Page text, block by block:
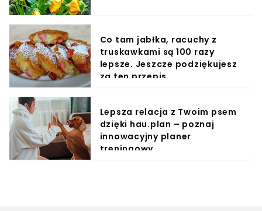
Co tam jabłka, racuchy z
truskawkami są 100 razy
lepsze. Jeszcze podziękujesz
za ten przepis
Lepsza relacja z Twoim psem
dzięki hau.plan – poznaj
innowacyjny planer
treningowy